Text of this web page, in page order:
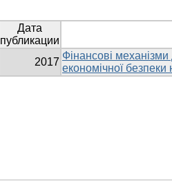
Дата
публикации
2017
Фінансові
економічної